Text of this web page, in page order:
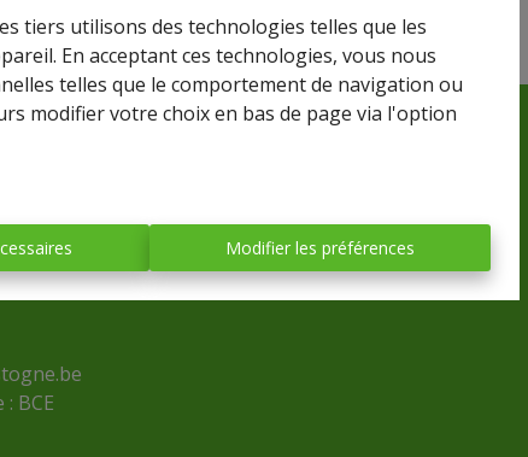
tiers utilisons des technologies telles que les
En acceptant ces technologies, vous nous
telles que le comportement de navigation ou
modifier votre choix en bas de page via l'option
Modifier les préférences
BCE